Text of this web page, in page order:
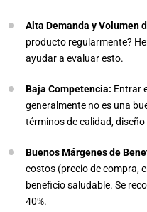
Alta Demanda y Volumen
producto regularmente?
ayudar a evaluar esto.
Baja Competencia: Entrar
generalmente no es una
términos de calidad,
Buenos Márgenes de
costos (precio de compra,
beneficio saludable. Se
40%.